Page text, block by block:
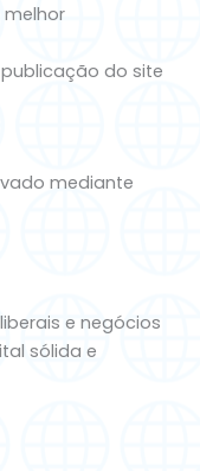
melhor
do site
mediante
e negócios
sólida e